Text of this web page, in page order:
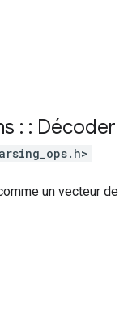
: : Décoder
un vecteur de